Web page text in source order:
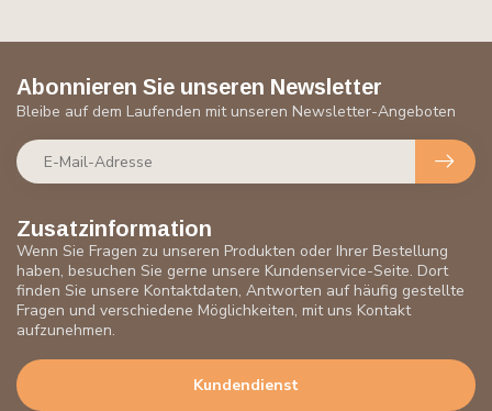
Zusatzinformation
Wenn Sie Fragen zu unseren Produkten oder Ihrer Bestellung
haben, besuchen Sie gerne unsere Kundenservice-Seite. Dort
finden Sie unsere Kontaktdaten, Antworten auf häufig gestellte
Fragen und verschiedene Möglichkeiten, mit uns Kontakt
aufzunehmen.
Kundendienst
Abonnieren Sie unseren Newsletter
Bleibe auf dem Laufenden mit unseren Newsletter-Angeboten